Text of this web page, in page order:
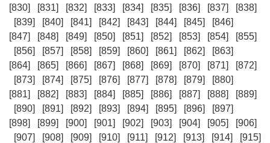
[830]
[831] [832] [833] [834] [835] [836] [837]
[838]
[839]
[840] [841] [842] [843] [844] [845]
[846]
[847]
[848] [849] [850] [851] [852] [853] [854]
[855]
[856]
[857] [858] [859] [860] [861] [862]
[863]
[864]
[865] [866] [867] [868] [869] [870] [871]
[872]
[873]
[874] [875] [876] [877] [878] [879]
[880]
[881]
[882] [883] [884] [885] [886] [887] [888]
[889]
[890]
[891] [892] [893] [894] [895] [896]
[897]
[898]
[899] [900] [901] [902] [903] [904] [905]
[906]
[907]
[908] [909] [910] [911] [912] [913] [914] [915]